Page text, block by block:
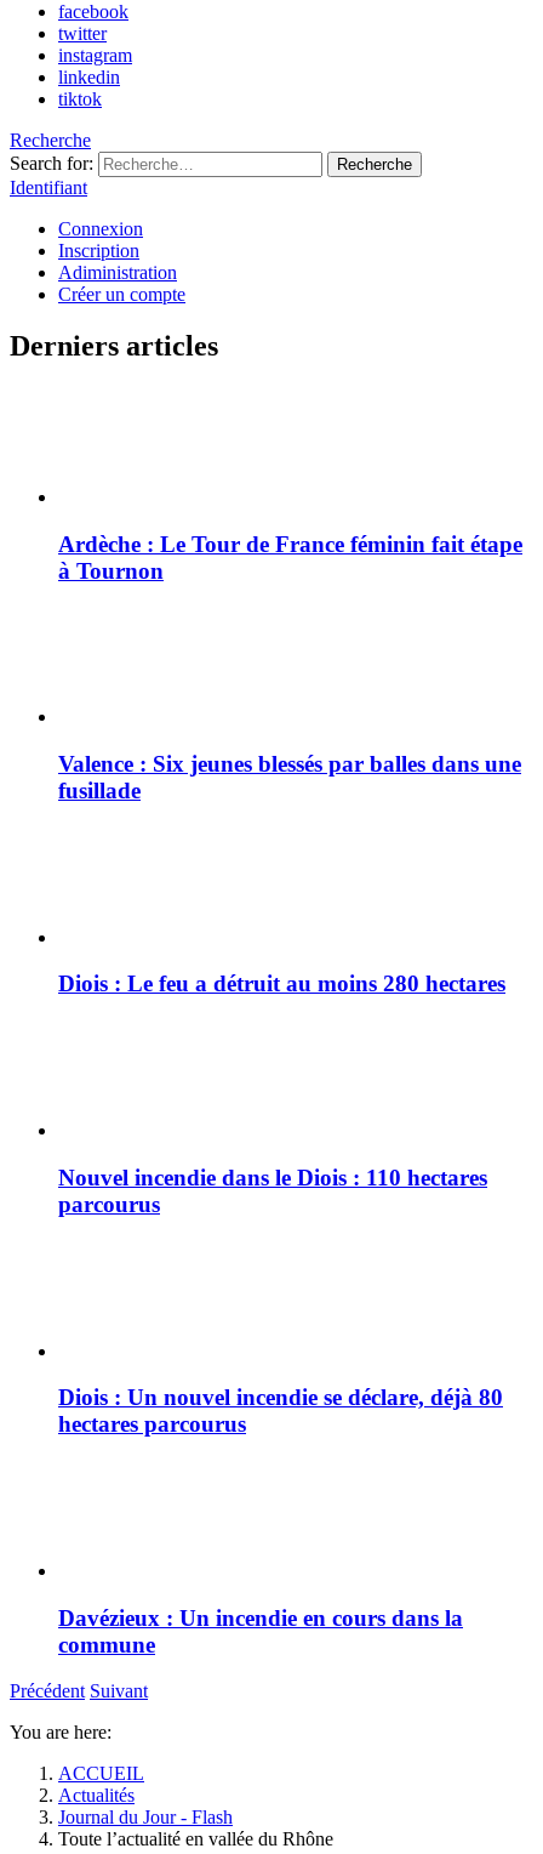
facebook
twitter
instagram
linkedin
tiktok
Recherche
Search for:
Recherche
Identifiant
Connexion
Inscription
Adiministration
Créer un compte
Derniers articles
Ardèche : Le Tour de France féminin fait étape
à Tournon
Valence : Six jeunes blessés par balles dans une
fusillade
Diois : Le feu a détruit au moins 280 hectares
Nouvel incendie dans le Diois : 110 hectares
parcourus
Diois : Un nouvel incendie se déclare, déjà 80
hectares parcourus
Davézieux : Un incendie en cours dans la
commune
Précédent Suivant
You are here:
ACCUEIL
Actualités
Journal du Jour - Flash
Toute l’actualité en vallée du Rhône